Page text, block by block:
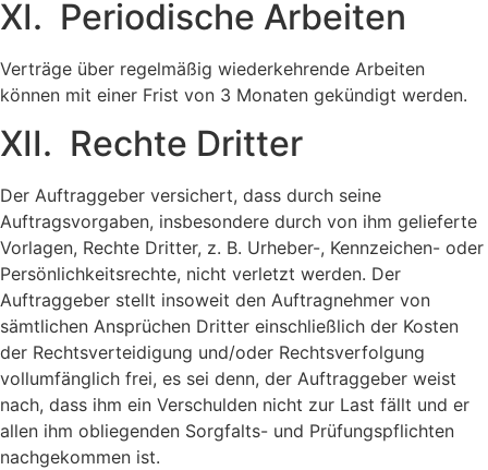
XI. Periodische Arbeiten
Verträge über regelmäßig wiederkehrende Arbeiten
können mit einer Frist von 3 Monaten gekündigt werden.
XII. Rechte Dritter
Der Auftraggeber versichert, dass durch seine
Auftragsvorgaben, insbesondere durch von ihm gelieferte
Vorlagen, Rechte Dritter, z. B. Urheber-, Kennzeichen- oder
Persönlichkeitsrechte, nicht verletzt werden. Der
Auftraggeber stellt insoweit den Auftragnehmer von
sämtlichen Ansprüchen Dritter einschließlich der Kosten
der Rechtsverteidigung und/oder Rechtsverfolgung
vollumfänglich frei, es sei denn, der Auftraggeber weist
nach, dass ihm ein Verschulden nicht zur Last fällt und er
allen ihm obliegenden Sorgfalts- und Prüfungspflichten
nachgekommen ist.